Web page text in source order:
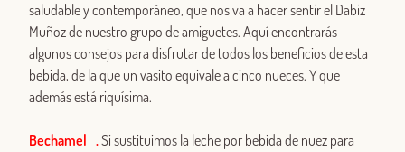
saludable y contemporáneo, que nos va a hacer sentir el Dabiz
Muñoz de nuestro grupo de amiguetes. Aquí encontrarás
algunos consejos para disfrutar de todos los beneficios de esta
bebida, de la que un vasito equivale a cinco nueces. Y que
además está riquísima.
Bechamel .Si sustituimos la leche por bebida de nuez para